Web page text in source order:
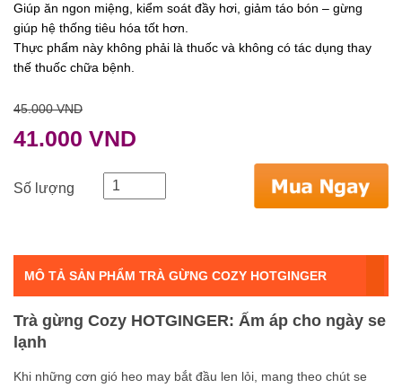
Giúp ăn ngon miệng, kiểm soát đầy hơi, giảm táo bón – gừng
giúp hệ thống tiêu hóa tốt hơn.
Thực phẩm này không phải là thuốc và không có tác dụng thay
thế thuốc chữa bệnh.
45.000 VND
41.000 VND
Số lượng
MÔ TẢ SẢN PHẨM TRÀ GỪNG COZY HOTGINGER
Trà gừng Cozy HOTGINGER: Ấm áp cho ngày se
lạnh
Khi những cơn gió heo may bắt đầu len lỏi, mang theo chút se